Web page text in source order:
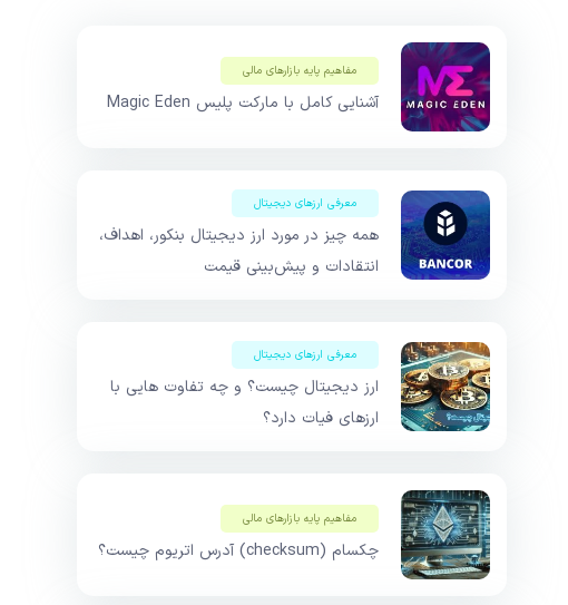
مفاهیم پایه بازار‌های مالی
آشنایی کامل با مارکت پلیس Magic Eden
معرفی ارزهای دیجیتال
همه چیز در مورد ارز دیجیتال بنکور، اهداف،
انتقادات و پیش‌بینی قیمت
معرفی ارزهای دیجیتال
ارز دیجیتال چیست؟ و چه تفاوت هایی با
ارزهای فیات دارد؟
مفاهیم پایه بازار‌های مالی
چکسام (checksum) آدرس اتریوم چیست؟